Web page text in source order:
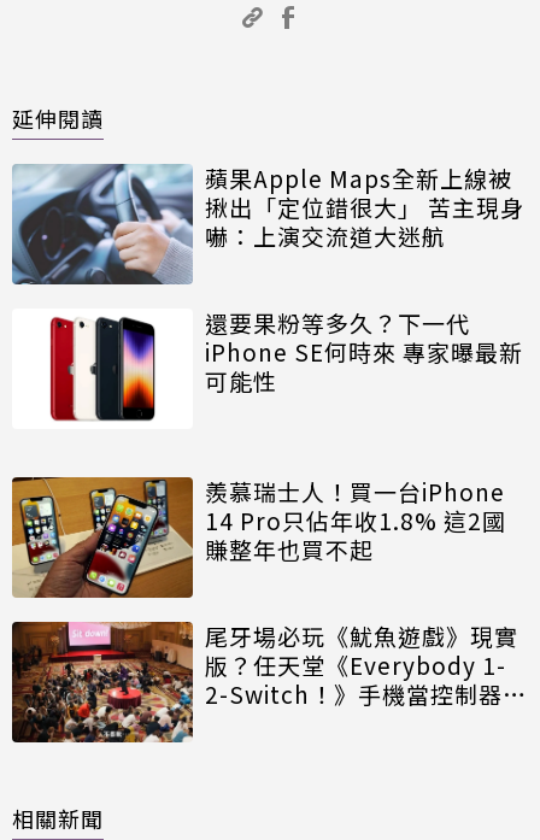
延伸閱讀
蘋果Apple Maps全新上線被
揪出「定位錯很大」 苦主現身
嚇：上演交流道大迷航
還要果粉等多久？下一代
iPhone SE何時來 專家曝最新
可能性
羨慕瑞士人！買一台iPhone
14 Pro只佔年收1.8% 這2國
賺整年也買不起
尾牙場必玩《魷魚遊戲》現實
版？任天堂《Everybody 1-
2-Switch！》手機當控制器玩
相關新聞